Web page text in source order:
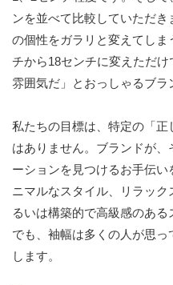
ンを並べて比較していただ
の個性をガラリと変えてし
チから18センチに変えただ
雰囲気だ」とおっしゃるブラ
私たちの目標は、特定の「
はありません。ブランドが
ーションを見つけるお手伝い
ニマルなスタイル、リラッ
るいは構築的で高級感のあ
でも、袖幅は多くの人が思
します。